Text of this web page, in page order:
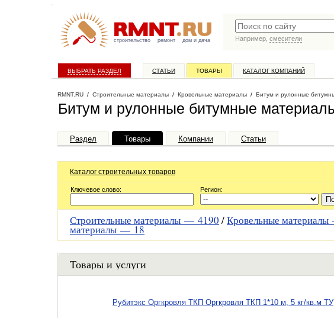
строительство ремонт дом и дача
Например, смесители
ВЫБРАТЬ РАЗДЕЛ СТАТЬИ ТОВАРЫ КАТАЛОГ КОМПАНИЙ
RMNT.RU / Строительные материалы / Кровельные материалы / Битум и рулонные
Битум и рулонные битумные
Раздел Товары Компании Статьи
Каталог строительных товаров
Ключевое слово: Регион:
Строительные материалы — 4190 /Кровельные
материалы —18
Товары и услуги
Рубитэкс Оргкровля ТКП Оргкровля ТКП 1*10 м, 5 кг/кв.м ТУ